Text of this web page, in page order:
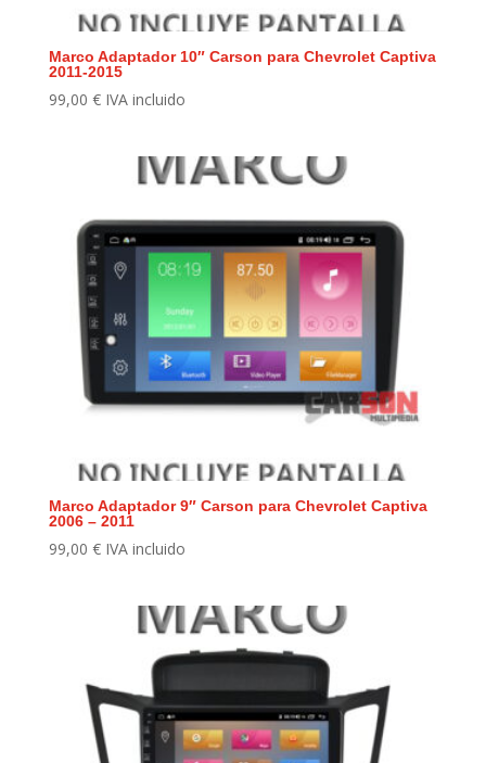
Marco Adaptador 10″ Carson para Chevrolet Captiva
2011-2015
99,00 € IVA incluido
Marco Adaptador 9″ Carson para Chevrolet Captiva
2006 – 2011
99,00 € IVA incluido